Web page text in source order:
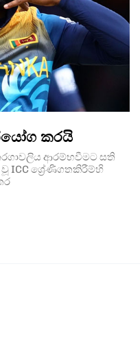
කරයි
ආරම්භවීමට සති
ICC ශ්‍රේණිගතකිරීම්හි